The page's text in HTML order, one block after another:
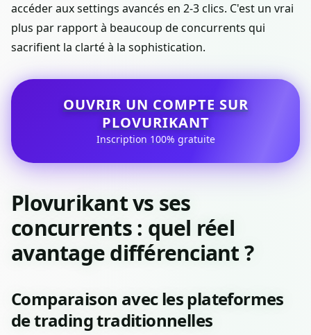
accéder aux settings avancés en 2-3 clics. C'est un vrai
plus par rapport à beaucoup de concurrents qui
sacrifient la clarté à la sophistication.
OUVRIR UN COMPTE SUR
PLOVURIKANT
Inscription 100% gratuite
Plovurikant vs ses
concurrents : quel réel
avantage différenciant ?
Comparaison avec les plateformes
de trading traditionnelles